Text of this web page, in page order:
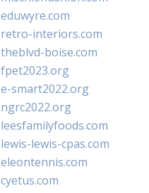
eduwyre.com
retro-interiors.com
theblvd-boise.com
fpet2023.org
e-smart2022.org
ngrc2022.org
leesfamilyfoods.com
lewis-lewis-cpas.com
eleontennis.com
cyetus.com